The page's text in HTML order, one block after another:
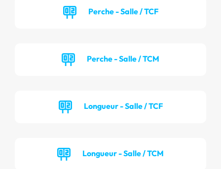
Perche - Salle / TCF
Perche - Salle / TCM
Longueur - Salle / TCF
Longueur - Salle / TCM